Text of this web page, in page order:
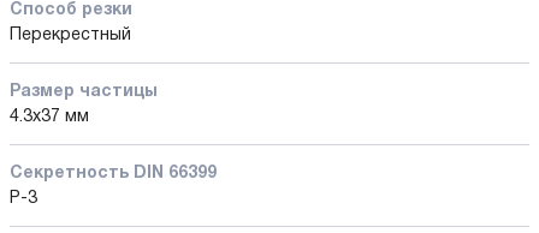
Способ резки
Перекрестный
Размер частицы
4.3x37 мм
Секретность DIN 66399
P-3